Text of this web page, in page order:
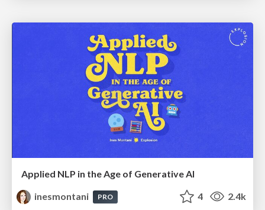
Applied NLP in the Age of Generative AI
inesmontani
PRO 4 2.4k